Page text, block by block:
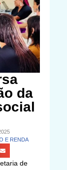
da
E RENDA
de